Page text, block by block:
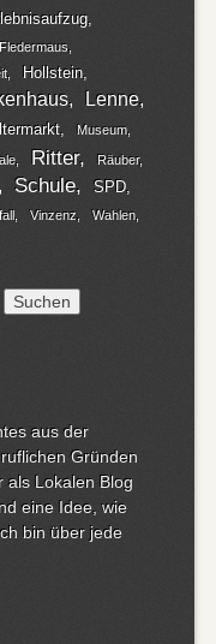
Fledermaus
Hollstein
Lenne
Museum
Ritter Räuber
Schule SPD
Vinzenz
Wahlen
aus der
Gründen
als Lokalen Blog
eine Idee, wie
bin über jede